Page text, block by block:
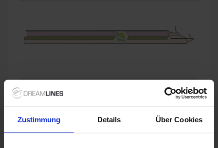
Zustimmung Details Über Cookies